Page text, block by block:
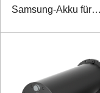
Samsung-Akku für